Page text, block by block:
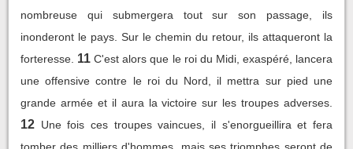
nombreuse qui submergera tout sur son passage, ils
inonderont le pays. Sur le chemin du retour, ils attaqueront la
forteresse. 11 C'est alors que le roi du Midi, exaspéré, lancera
une offensive contre le roi du Nord, il mettra sur pied une
grande armée et il aura la victoire sur les troupes adverses.
12 Une fois ces troupes vaincues, il s'enorgueillira et fera